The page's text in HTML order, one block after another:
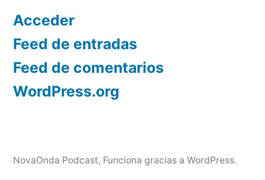
Acceder
Feed de entradas
Feed de comentarios
WordPress.org
NovaOnda Podcast, Funciona gracias a WordPress.